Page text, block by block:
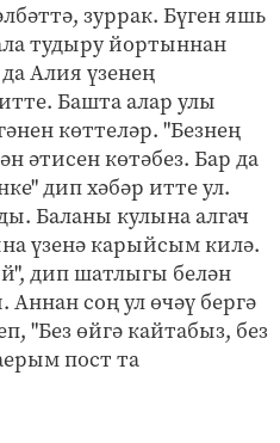
зуррак. Бүген яшь
тудыру йортыннан
Алия үзенең
Башта алар улы
көттеләр. "Безнең
әтисен көтәбез. Бар да
дип хәбәр итте ул.
Баланы кулына алгач
үзенә карыйсым килә.
дип шатлыгы белән
Аннан соң ул өчәү бергә
"Без өйгә кайтабыз, без
пост та